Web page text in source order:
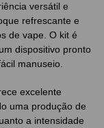
versátil e
refrescante e
de vape. O kit é
dispositivo pronto
manuseio.
excelente
uma produção de
a intensidade